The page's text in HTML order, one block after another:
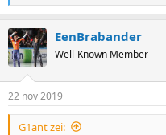
e
c
t
i
s
:
EenBrabander
Well-Known Member
22 nov 2019
G1ant zei: